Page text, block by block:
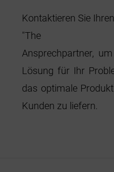
Kontaktieren Sie Ihren
"The
Ansprechpartner,
Lösung für Ihr
das optimale
Kunden zu liefern.